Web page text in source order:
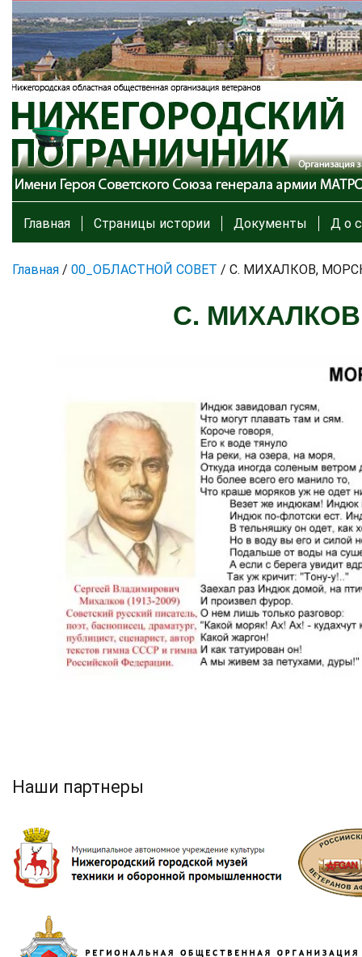
Главная Страницы истории Документы Д о с
Главная / 00_ОБЛАСТНОЙ СОВЕТ / С. МИХАЛКОВ,
С.
Наши партнеры